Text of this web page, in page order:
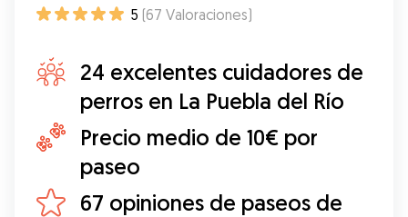
5 (67 Valoraciones)
24 excelentes cuidadores de
perros en La Puebla del Río
Precio medio de 10€ por
paseo
67 opiniones de paseos de